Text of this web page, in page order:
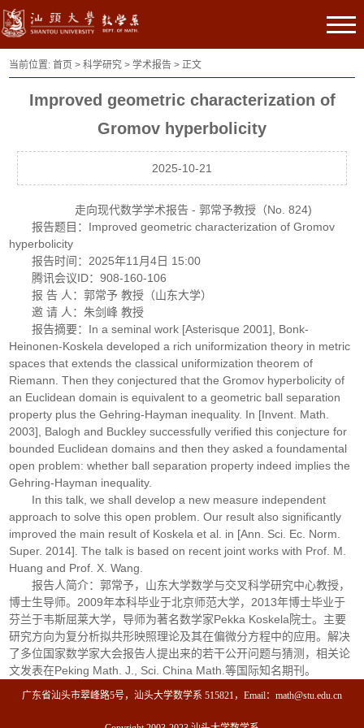
当前位置:首页 >科学研究 >学术报告 > 正文
Improved geometric characterization of
Gromov hyperbolicity
2025-10-21
走向现代数学学术报告 - 郭常予教授（No. 824)
报告题目：Improved geometric characterization of Gromov
hyperbolicity
报告时间：2025年11月4日 15:00
腾讯会议ID：908-160-106
报 告 人：郭常予 教授（山东大学）
邀 请 人：朱剑峰 教授
报告摘要：In a seminal work [Asterisque 2001], Bonk-
Heinonen-Koskela developed a rich uniformization theory in metric
spaces that extends the classical uniformization theorem of
Riemann. Then they conjectured that the Gromov hyperbolicity of
an Euclidean domain is equivalent to a geometric ball separation
property plus the Gehring-Hayman inequality. In [Invent. Math.
2003], Balogh and Buckley successfully verified this conjecture for
bounded Euclidean domains and then they asked a foundamental
open problem: whether ball separation property indeed implies the
Gehring-Hayman inequality.
In this talk, we shall develop a new measure independent
approach to solve this open problem. Our result also significantly
improved the main result of Koskela et al. in [Ann. Sci. Ec. Norm.
Super. 2014]. The talk is based on recent joint works with Prof. M.
Huang and Prof. X. Wang.
报告人简介：郭常予，山东大学数学与交叉科学研究中心教授，
博士生导师。2009年本科毕业于北京师范大学，2013年博士毕业于
芬兰于韦斯屈莱大学，导师为著名数学家Pekka Koskela院士。主要
研究方向为复分析拟共形映照理论及其在偏微分方程中的应用。解决
了多位国家数学家大会报告人提出来的若干公开问题与猜测，相关论
文发表在Peking Math. J., Sci. China Math.等国际知名期刊。
广东省汕头市翠峰路5号，汕头大学数学系 515821，Email：math@stu.edu.cn